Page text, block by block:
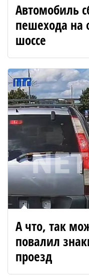
Автомобиль
пешехода на
шоссе
А что, так
повалил
проезд